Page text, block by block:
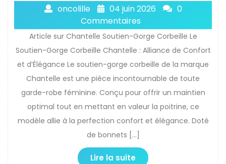
oncolille 04 juin 2026
0
Commentaires
Article sur Chantelle Soutien-Gorge Corbeille Le
Soutien-Gorge Corbeille Chantelle : Alliance de Confort
et d’Élégance Le soutien-gorge corbeille de la marque
Chantelle est une pièce incontournable de toute
garde-robe féminine. Conçu pour offrir un maintien
optimal tout en mettant en valeur la poitrine, ce
modèle allie à la perfection confort et élégance. Doté
de bonnets […]
Lire la suite